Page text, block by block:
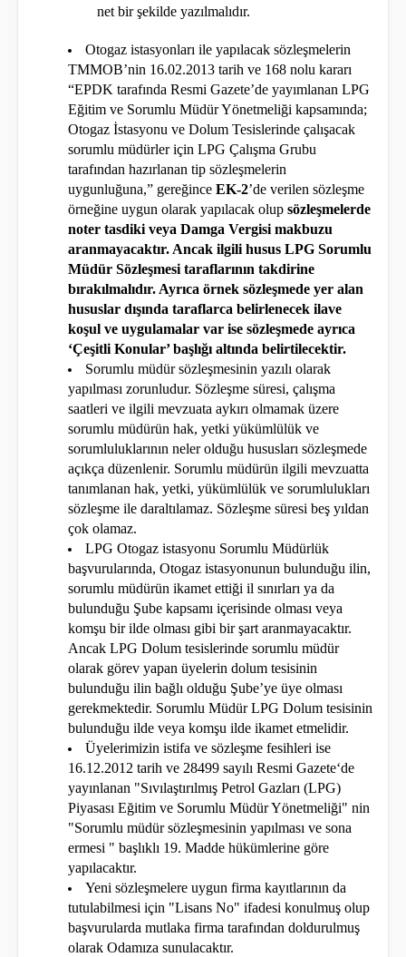
net bir şekilde yazılmalıdır.
Otogaz istasyonları ile yapılacak sözleşmelerin
TMMOB’nin 16.02.2013 tarih ve 168 nolu kararı
“EPDK tarafında Resmi Gazete’de yayımlanan LPG
Eğitim ve Sorumlu Müdür Yönetmeliği kapsamında;
Otogaz İstasyonu ve Dolum Tesislerinde çalışacak
sorumlu müdürler için LPG Çalışma Grubu
tarafından hazırlanan tip sözleşmelerin
uygunluğuna,” gereğince EK-2’de verilen sözleşme
örneğine uygun olarak yapılacak olup sözleşmelerde
noter tasdiki veya Damga Vergisi makbuzu
aranmayacaktır. Ancak ilgili husus LPG Sorumlu
Müdür Sözleşmesi taraflarının takdirine
bırakılmalıdır. Ayrıca örnek sözleşmede yer alan
hususlar dışında taraflarca belirlenecek ilave
koşul ve uygulamalar var ise sözleşmede ayrıca
‘Çeşitli Konular’ başlığı altında belirtilecektir.
Sorumlu müdür sözleşmesinin yazılı olarak
yapılması zorunludur. Sözleşme süresi, çalışma
saatleri ve ilgili mevzuata aykırı olmamak üzere
sorumlu müdürün hak, yetki yükümlülük ve
sorumluluklarının neler olduğu hususları sözleşmede
açıkça düzenlenir. Sorumlu müdürün ilgili mevzuatta
tanımlanan hak, yetki, yükümlülük ve sorumlulukları
sözleşme ile daraltılamaz. Sözleşme süresi beş yıldan
çok olamaz.
LPG Otogaz istasyonu Sorumlu Müdürlük
başvurularında, Otogaz istasyonunun bulunduğu ilin,
sorumlu müdürün ikamet ettiği il sınırları ya da
bulunduğu Şube kapsamı içerisinde olması veya
komşu bir ilde olması gibi bir şart aranmayacaktır.
Ancak LPG Dolum tesislerinde sorumlu müdür
olarak görev yapan üyelerin dolum tesisinin
bulunduğu ilin bağlı olduğu Şube’ye üye olması
gerekmektedir. Sorumlu Müdür LPG Dolum tesisinin
bulunduğu ilde veya komşu ilde ikamet etmelidir.
Üyelerimizin istifa ve sözleşme fesihleri ise
16.12.2012 tarih ve 28499 sayılı Resmi Gazete‘de
yayınlanan "Sıvılaştırılmış Petrol Gazları (LPG)
Piyasası Eğitim ve Sorumlu Müdür Yönetmeliği" nin
"Sorumlu müdür sözleşmesinin yapılması ve sona
ermesi " başlıklı 19. Madde hükümlerine göre
yapılacaktır.
Yeni sözleşmelere uygun firma kayıtlarının da
tutulabilmesi için "Lisans No" ifadesi konulmuş olup
başvurularda mutlaka firma tarafından doldurulmuş
olarak Odamıza sunulacaktır.